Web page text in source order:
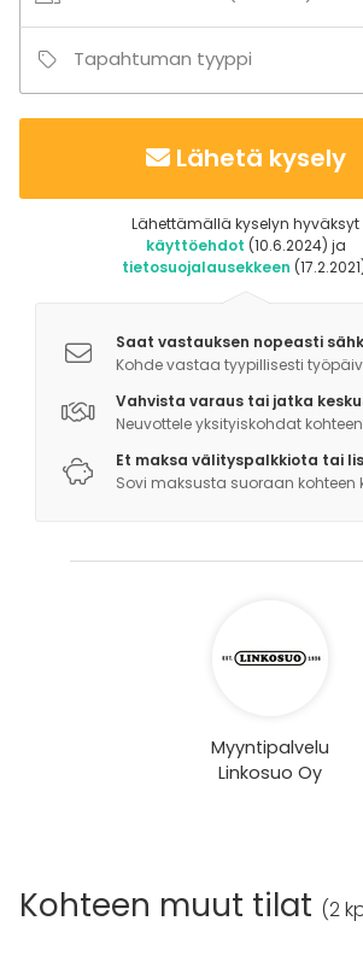
Tapahtuman tyyppi
Lähetä kysely
Lähettämällä kyselyn hyväksyt
käyttöehdot (10.6.2024) ja
tietosuojalausekkeen
Saat vastauksen nopeasti
Kohde vastaa tyypillisesti
Vahvista varaus tai jatka
Neuvottele yksityiskohdat
Et maksa välityspalkkiota tai
Sovi maksusta suoraan kohteen
Myyntipalvelu
Linkosuo Oy
Kohteen muut tilat (2